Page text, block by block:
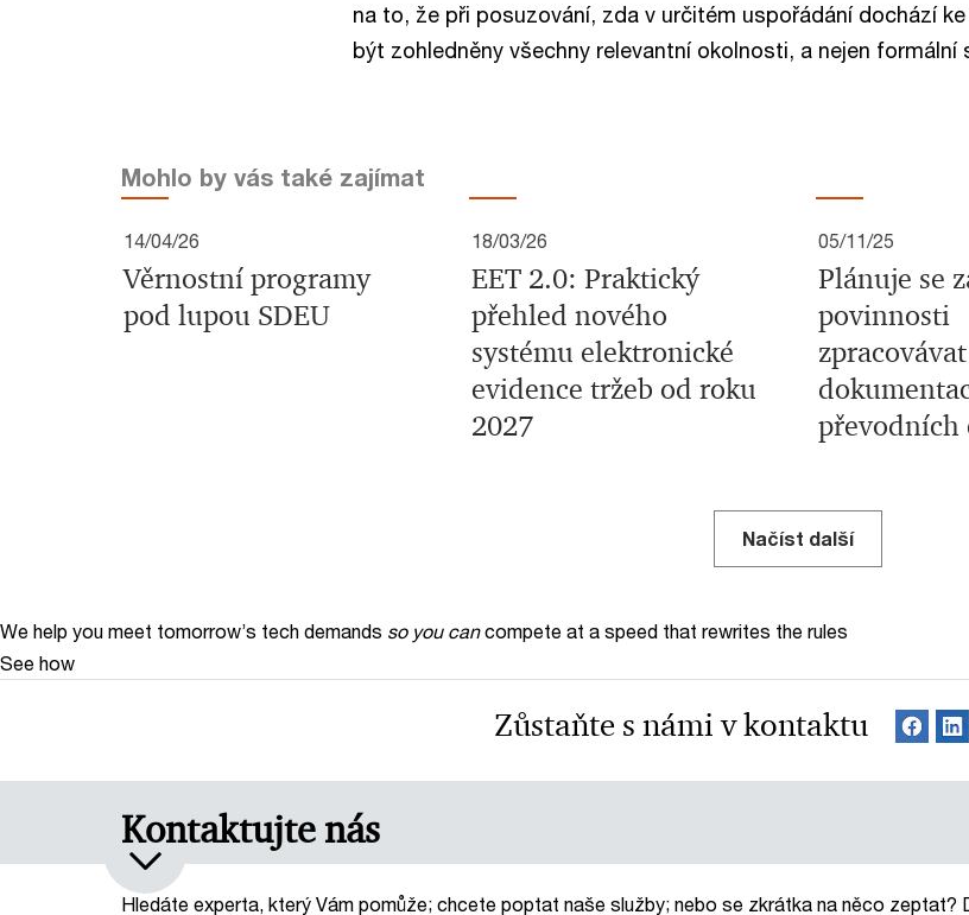
na to, že při posuzování, zda v určitém uspořádání dochází
být zohledněny všechny relevantní okolnosti, a nejen
Mohlo by vás také zajímat
14/04/26
Věrnostní programy
pod lupou SDEU
18/03/26
EET 2.0: Praktický
přehled nového
systému elektronické
evidence tržeb od roku
2027
05/11/25
Plánuje se
povinnosti
zpracovávat
převodních
Načíst další
We help you meet tomorrow’s tech demands so you can compete at a speed that rewrites the rules
See how
Zůstaňte s námi v kontaktu
Kontaktujte nás
Hledáte experta, který Vám pomůže; chcete poptat naše služby; nebo se zkrátka na něco